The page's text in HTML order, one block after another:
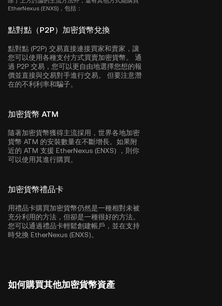
EtherNexus (ENXS)，包括：
點對點（P2P）加密貨幣兌換
點對點 (P2P) 交易直接連接買家和賣家，讓
您可以使用各種支付方式買賣加密貨幣。 通
過 P2P 交易，您可以更自由地選擇您想的報
價並直接與交易對手進行交易。 但要注意潛
在的不利利率和騙子。
加密貨幣 ATM
隨著加密貨幣獲得主流採用，世界各地加密
貨幣 ATM 的安裝數量在不斷增長。如果附
近的 ATM 支援 EtherNexus (ENXS) ，則你
可以使用其進行購買。
加密貨幣禮品卡
用禮品卡購買加密貨幣仍然是一種相對未被
充分利用的方法，但卻是一種很好的方法。
您可以通過禮品卡輕鬆創建帳戶，並在支持
時兌換 EtherNexus (ENXS)。
如何購買其他加密貨幣資產